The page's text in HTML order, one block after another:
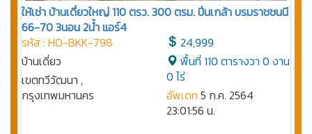
ให้เช่า บ้านเดี่ยวใหญ่ 110 ตรว. 300 ตรม. ปิ่นเกล้า บรมราชชนนี
66-70 3นอน 2น้ำ แอร์4
รหัส : HO-BKK-798
บ้านเดี่ยว
เขตทวีวัฒนา ,
กรุงเทพมหานคร
24,999
พื้นที่ 110 ตารางวา 0 งาน
0 ไร่
อัพเดท 5 ก.ค. 2564
23:01:56 น.